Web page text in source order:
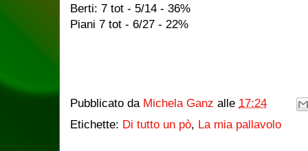
Berti: 7 tot - 5/14 - 36%
Piani 7 tot - 6/27 - 22%
Pubblicato da Michela Ganz alle 17:24
Etichette: Di tutto un pò, La mia pallavolo